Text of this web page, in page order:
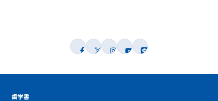
歯学書